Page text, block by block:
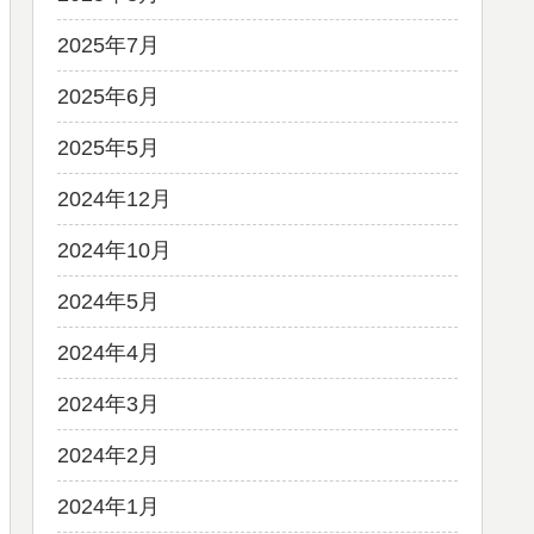
2025年7月
2025年6月
2025年5月
2024年12月
2024年10月
2024年5月
2024年4月
2024年3月
2024年2月
2024年1月